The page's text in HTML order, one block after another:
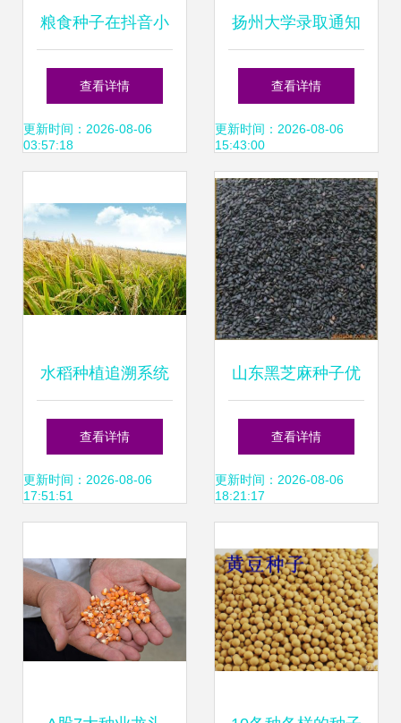
粮食种子在抖音小
店报白上架全攻略
以土豆、小麦、稻
查看详情
更新时间：2026-08-06
03:57:18
扬州大学录取通知
书里藏“种子”:让新
生感受农学之美_
央广网
查看详情
更新时间：2026-08-06
15:43:00
水稻种植追溯系统
与种子追溯系统的
功能解析
查看详情
更新时间：2026-08-06
17:51:51
山东黑芝麻种子优
质供应 种植要点与
厂家推荐
查看详情
更新时间：2026-08-06
18:21:17